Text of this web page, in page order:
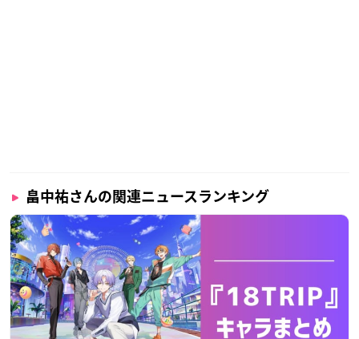
畠中祐さんの関連ニュースランキング